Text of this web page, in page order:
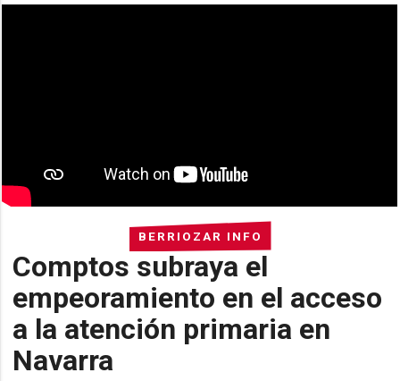
BERRIOZAR INFO
Comptos subraya el
empeoramiento en el acceso
a la atención primaria en
Navarra